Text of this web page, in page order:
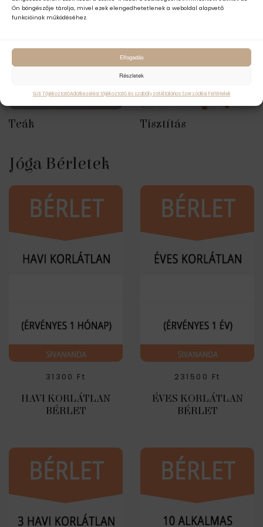
Ön böngészője tárolja, mivel ezek elengedhetetlenek a weboldal alapvető
funkcióinak működéséhez.
Elfogadás
Részletek
Süti TájékoztatóAdatkezelési tájékoztató és szabályzatÁltalános Szerződési Feltételek
Teák Tisztítás
Jóga Bérletek
31300 Ft
HAVI KORLÁTLAN
BÉRLET
231500 Ft
ÉVES KORLÁTLAN
BÉRLET